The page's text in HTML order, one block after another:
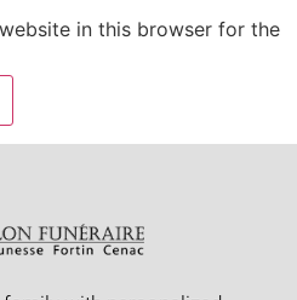
in this browser for the